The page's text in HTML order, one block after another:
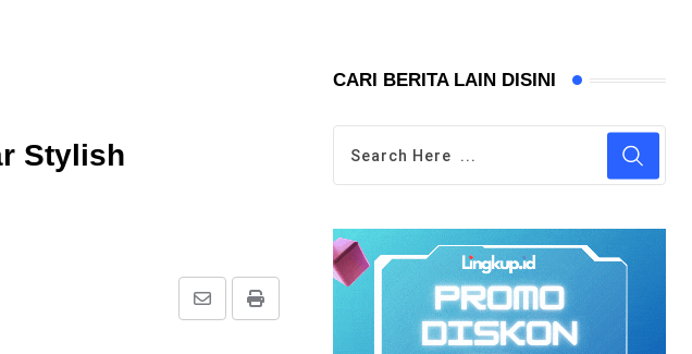
Stylish
Print
Share
CARI BERITA LAIN DISINI